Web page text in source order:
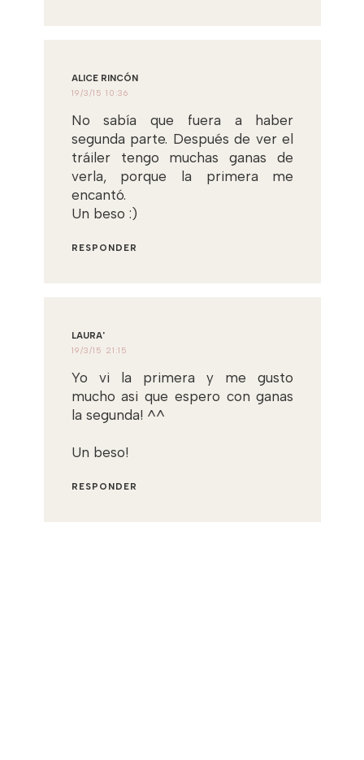
ALICE RINCÓN
19/3/15 10:36
No sabía que fuera a haber
segunda parte. Después de ver el
tráiler tengo muchas ganas de
verla, porque la primera me
encantó.
Un beso :)
RESPONDER
LAURA'
19/3/15 21:15
Yo vi la primera y me gusto
mucho asi que espero con ganas
la segunda! ^^
Un beso!
RESPONDER